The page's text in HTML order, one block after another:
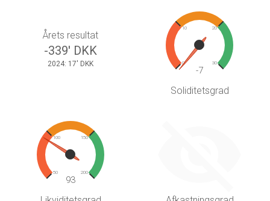
Årets resultat
-339' DKK
2024: 17' DKK 0
10 20
30
-7
Soliditetsgrad
50
100 150
200
93